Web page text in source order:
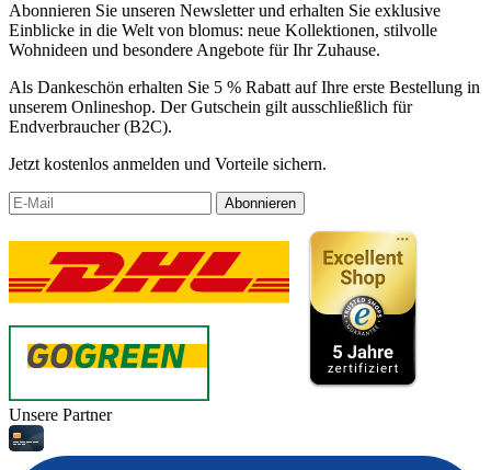
Abonnieren Sie unseren Newsletter und erhalten Sie exklusive
Einblicke in die Welt von blomus: neue Kollektionen, stilvolle
Wohnideen und besondere Angebote für Ihr Zuhause.
Als Dankeschön erhalten Sie 5 % Rabatt auf Ihre erste Bestellung in
unserem Onlineshop. Der Gutschein gilt ausschließlich für
Endverbraucher (B2C).
Jetzt kostenlos anmelden und Vorteile sichern.
Abonnieren
Unsere Partner